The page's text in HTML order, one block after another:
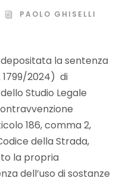
PAOLO GHISELLI
la sentenza
1799/2024) di
Studio Legale
186, comma 2,
della Strada,
la propria
dell’uso di sostanze